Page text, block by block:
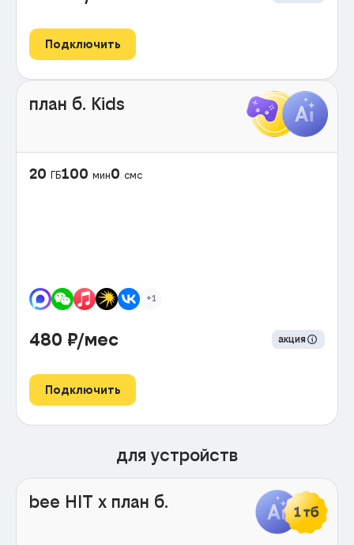
Подключить
план б. Kids
20 ГБ100 мин0 смс
+1
480 ₽/мес акция
Подключить
для устройств
bee HIT x план б.